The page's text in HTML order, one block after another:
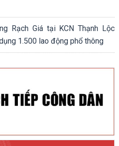
Rạch Giá tại KCN Thạnh Lộc
1.500 lao động phổ thông